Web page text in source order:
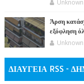
Unknown
Άρση
εξόφληση
Unknown
ΔΙΑΥΓΕΙΑ RSS -